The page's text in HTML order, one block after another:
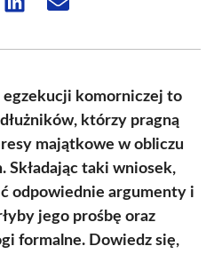
Share Share
komorniczej to
którzy pragną
majątkowe w obliczu
Składając taki wniosek,
odpowiednie argumenty i
jego prośbę oraz
formalne. Dowiedz się,